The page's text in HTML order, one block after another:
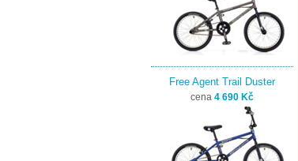
Free Agent Trail Duster
cena 4 690 Kč